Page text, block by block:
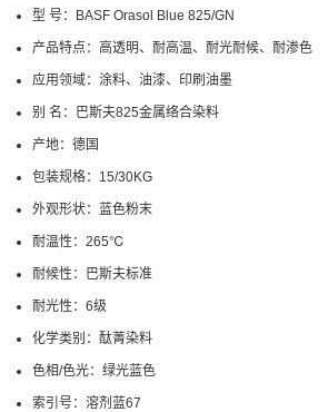
型 号： BASF Orasol Blue 825/GN
产品特点： 高透明、耐高温、耐光耐候、耐渗色
应用领域： 涂料、油漆、印刷油墨
别 名： 巴斯夫825金属络合染料
产地： 德国
包装规格： 15/30KG
外观形状： 蓝色粉末
耐温性： 265℃
耐候性： 巴斯夫标准
耐光性： 6级
化学类别： 酞菁染料
色相/色光： 绿光蓝色
索引号： 溶剂蓝67